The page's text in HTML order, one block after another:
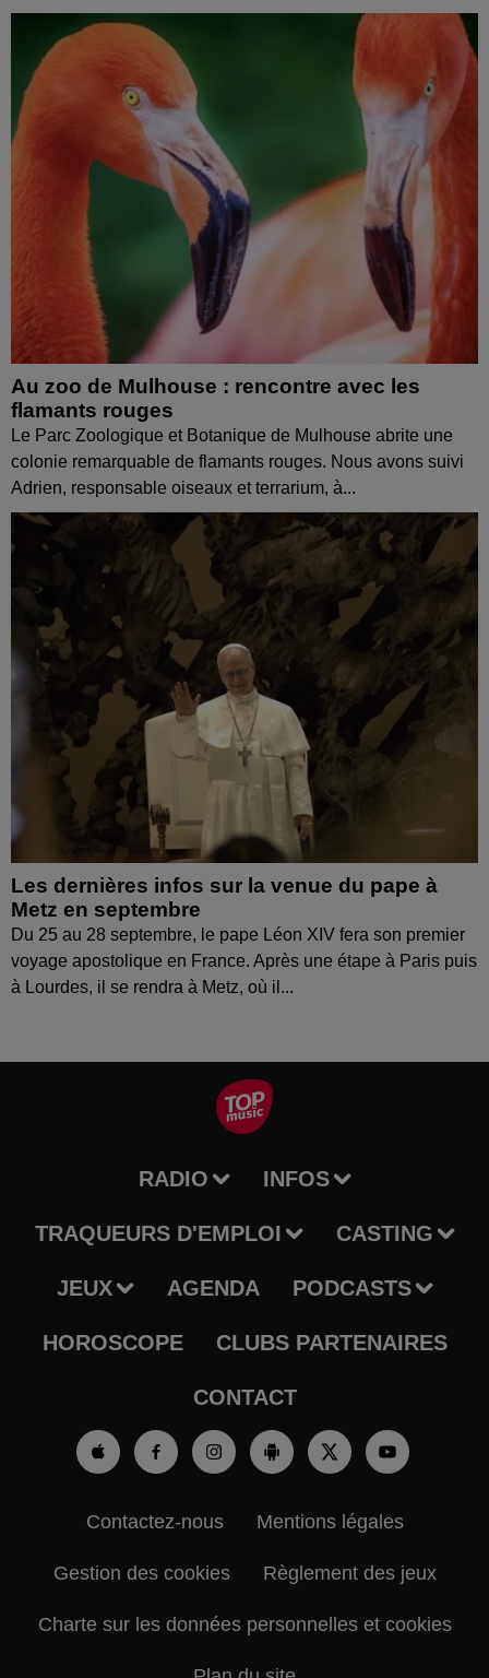
Au zoo de Mulhouse : rencontre avec les
flamants rouges
Le Parc Zoologique et Botanique de Mulhouse abrite une
colonie remarquable de flamants rouges. Nous avons suivi
Adrien, responsable oiseaux et terrarium, à...
Les dernières infos sur la venue du pape à
Metz en septembre
Du 25 au 28 septembre, le pape Léon XIV fera son premier
voyage apostolique en France. Après une étape à Paris puis
à Lourdes, il se rendra à Metz, où il...
RADIO INFOS
TRAQUEURS D'EMPLOI CASTING
JEUX AGENDA PODCASTS
HOROSCOPE CLUBS PARTENAIRES
CONTACT
Contactez-nous Mentions légales
Gestion des cookies Règlement des jeux
Charte sur les données personnelles et cookies